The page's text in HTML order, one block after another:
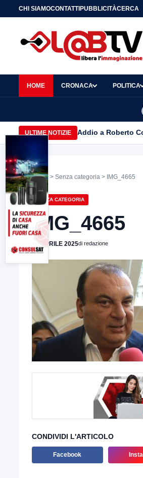
CHI SIAMOCONTATTIPUBBLICITÀCERCA
HOME CRONACA POLITICA
ULTIME NOTIZIE Addio a Roberto
Home > Senza categoria > IMG_4665
SENZA CATEGORIA
IMG_4665
12 APRILE 2025di redazione
CONDIVIDI L'ARTICOLO
Facebook